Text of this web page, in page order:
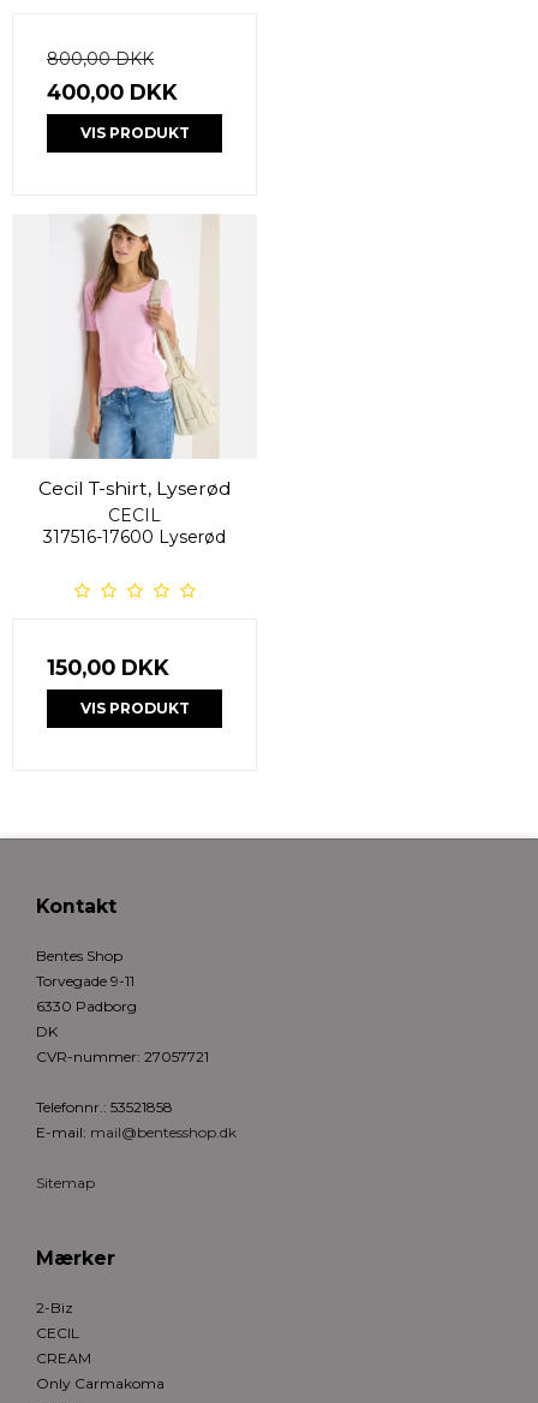
800,00 DKK
400,00 DKK
VIS PRODUKT
Cecil T-shirt, Lyserød
CECIL
317516-17600 Lyserød
150,00 DKK
VIS PRODUKT
Kontakt
Bentes Shop
Torvegade 9-11
6330 Padborg
DK
CVR-nummer: 27057721
Telefonnr.: 53521858
E-mail: mail@bentesshop.dk
Sitemap
Mærker
2-Biz
CECIL
CREAM
Only Carmakoma